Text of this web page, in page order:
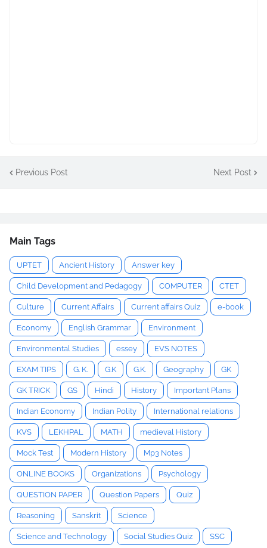
Previous Post Next Post
Main Tags
UPTET Ancient History Answer key
Child Development and Pedagogy COMPUTER CTET
Culture Current Affairs Current affairs Quiz e-book
Economy English Grammar Environment
Environmental Studies essey EVS NOTES
EXAM TIPS G. K. G.K G.K. Geography GK
GK TRICK GS Hindi History Important Plans
Indian Economy Indian Polity International relations
KVS LEKHPAL MATH medieval History
Mock Test Modern History Mp3 Notes
ONLINE BOOKS Organizations Psychology
QUESTION PAPER Question Papers Quiz
Reasoning Sanskrit Science
Science and Technology Social Studies Quiz SSC